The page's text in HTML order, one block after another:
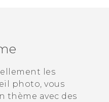
les
photo, vous
thème avec des